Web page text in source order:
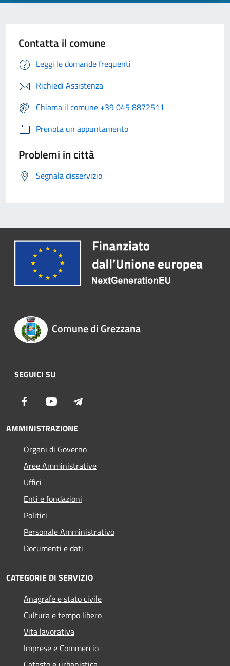
Contatta il comune
Leggi le domande frequenti
Richiedi Assistenza
Chiama il comune +39 045 8872511
Prenota un appuntamento
Problemi in città
Segnala disservizio
Comune di Grezzana
SEGUICI SU
Facebook Youtube
AMMINISTRAZIONE
Organi di Governo
Aree Amministrative
Uffici
Enti e fondazioni
Politici
Personale Amministrativo
Documenti e dati
CATEGORIE DI SERVIZIO
Anagrafe e stato civile
Cultura e tempo libero
Vita lavorativa
Imprese e Commercio